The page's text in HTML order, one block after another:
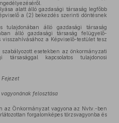
alatt álló gazdasági társaság legfőbb
a (2) bekezdés szerinti döntésnek
tulajdonában álló gazdasági társaság
álló gazdasági társaság felügyelő-
a Képviselő-testület tesz
esetekben az önkormányzati
társasággal kapcsolatos tulajdonosi
Fejezet
felosztása
az Önkormányzat vagyona az Nvtv.-ben
forgalomképes törzsvagyonba és